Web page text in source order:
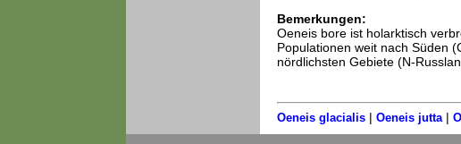
Bemerkungen:
Oeneis bore ist holarktisch
Populationen weit nach Süden
nördlichsten Gebiete (N-
Oeneis glacialis| Oeneis jutta|